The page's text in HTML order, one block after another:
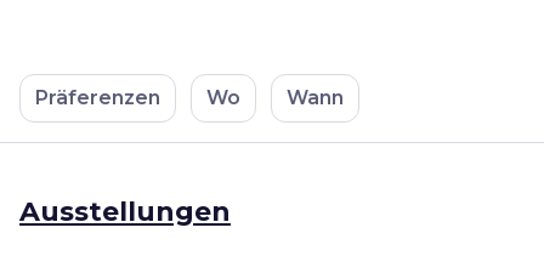
Präferenzen Wo Wann
Ausstellungen